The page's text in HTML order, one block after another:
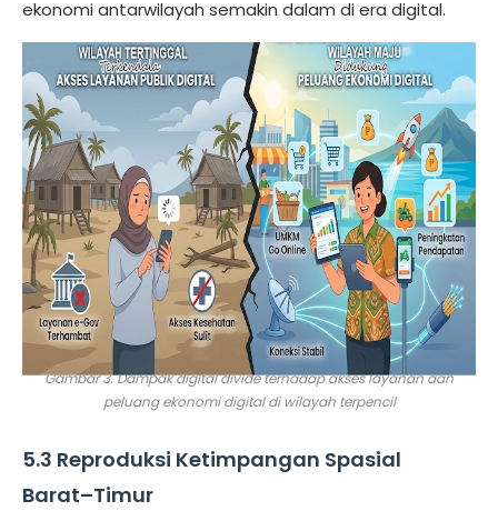
ekonomi antarwilayah semakin dalam di era digital.
Gambar 3. Dampak digital divide terhadap akses layanan dan
peluang ekonomi digital di wilayah terpencil
5.3 Reproduksi Ketimpangan Spasial
Barat–Timur